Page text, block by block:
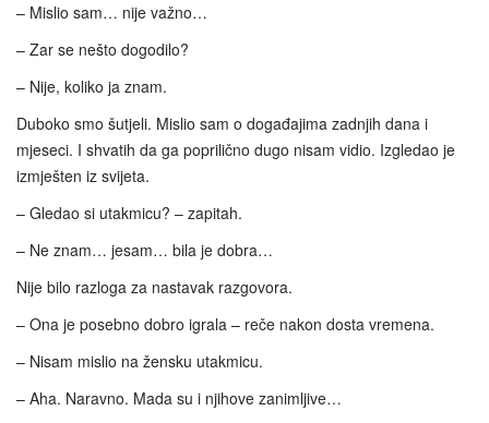
– Mislio sam… nije važno…
– Zar se nešto dogodilo?
– Nije, koliko ja znam.
Duboko smo šutjeli. Mislio sam o događajima zadnjih dana i
mjeseci. I shvatih da ga poprilično dugo nisam vidio. Izgledao je
izmješten iz svijeta.
– Gledao si utakmicu? – zapitah.
– Ne znam… jesam… bila je dobra…
Nije bilo razloga za nastavak razgovora.
– Ona je posebno dobro igrala – reče nakon dosta vremena.
– Nisam mislio na žensku utakmicu.
– Aha. Naravno. Mada su i njihove zanimljive…